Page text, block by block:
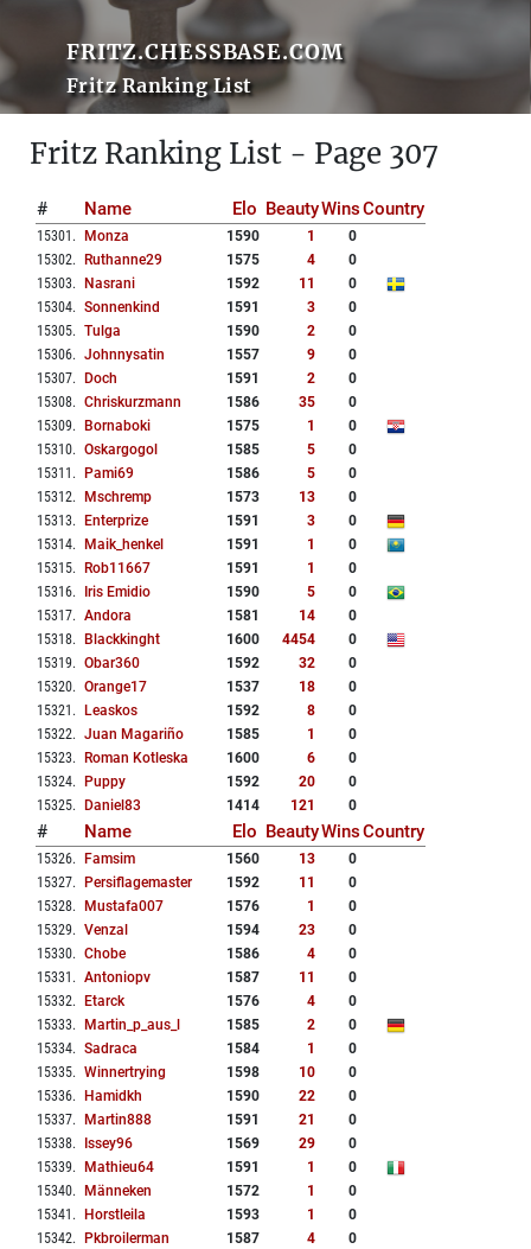
FRITZ.CHESSBASE.COM
Fritz Ranking List
Fritz Ranking List - Page 307
# Name Elo BeautyWinsCountry
15301 . Monza 1590 1
0
15302. Ruthanne29 1575 4
0
15303. Nasrani 1592 11
0
15304. Sonnenkind 1591 3
0
15305. Tulga 1590 2
0
15306. Johnnysatin 1557 9
0
15307. Doch 1591 2
0
15308. Chriskurzmann 1586 35
0
15309. Bornaboki 1575 1
0
15310. Oskargogol 1585 5
0
15311 . Pami69 1586 5
0
15312. Mschremp 1573 13
0
15313. Enterprize 1591 3
0
15314. Maik_henkel 1591 1
0
15315. Rob11667 1591 1
0
15316. Iris Emidio 1590 5
0
15317. Andora 1581 14
0
15318. Blackkinght 1600 4454
0
15319. Obar360 1592 32
0
15320. Orange17 1537 18
0
15321 . Leaskos 1592 8
0
15322. Juan Magariño 1585 1
0
15323. Roman Kotleska 1600 6
0
15324. Puppy 1592 20
0
15325. Daniel83 1414 121 0
# Name Elo BeautyWinsCountry
15326. Famsim 1560 13
0
15327. Persiflagemaster 1592 11
0
15328. Mustafa007 1576 1
0
15329. Venzal 1594 23
0
15330. Chobe 1586 4
0
15331 . Antoniopv 1587 11
0
15332. Etarck 1576 4
0
15333. Martin_p_aus_l 1585 2
0
15334. Sadraca 1584 1
0
15335. Winnertrying 1598 10
0
15336. Hamidkh 1590 22
0
15337. Martin888 1591 21
0
15338. Issey96 1569 29
0
15339. Mathieu64 1591 1
0
15340. Männeken 1572 1
0
15341 . Horstleila 1593 1
0
15342. Pkbroilerman 1587 4
0